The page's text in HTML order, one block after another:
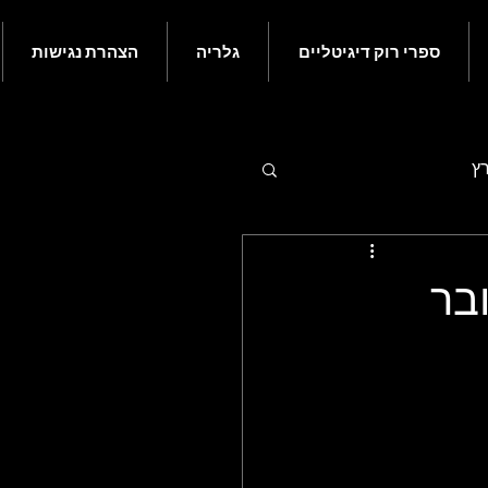
ספרי רוק דיגיטליים גלריה הצהרת נגישות
באוקטובר